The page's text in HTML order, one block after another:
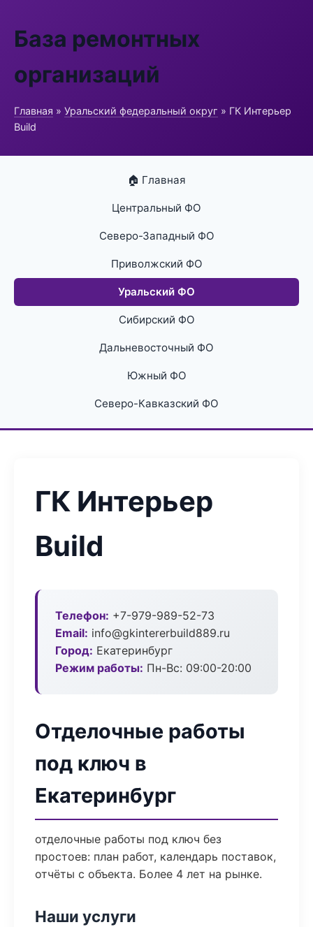
База ремонтных
организаций
Главная » Уральский федеральный округ » ГК Интерьер
Build
🏠 Главная
Центральный ФО
Северо-Западный ФО
Приволжский ФО
Уральский ФО
Сибирский ФО
Дальневосточный ФО
Южный ФО
Северо-Кавказский ФО
ГК Интерьер
Build
Телефон: +7-979-989-52-73
Email: info@gkintererbuild889.ru
Город: Екатеринбург
Режим работы: Пн-Вс: 09:00-20:00
Отделочные работы
под ключ в
Екатеринбург
отделочные работы под ключ без
простоев: план работ, календарь поставок,
отчёты с объекта. Более 4 лет на рынке.
Наши услуги